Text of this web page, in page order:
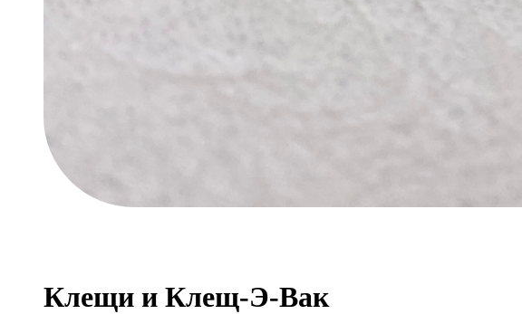
Клещи и Клещ-Э-Вак